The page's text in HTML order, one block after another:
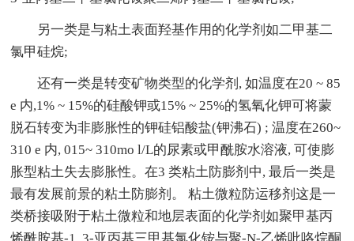
另一类是与粘土表面羟基作用的化学剂如二甲基二
氯甲硅烷;
还有一类是转变矿物类型的化学剂, 如温度在20 ~ 85
e 内,1% ~ 15%的硅酸钾或15% ~ 25%的氢氧化钾可将蒙
脱石转变为非膨胀性的钾硅铝酸盐(钾沸石) ; 温度在260~
310 e 内, 015~ 310mo l/L的尿素或甲酰胺水溶液, 可使膨
胀型粘土失去膨胀性。在3 类粘土防膨剂中, 最后一类是
最有发展前景的粘土防膨剂。 粘土微粒防运移剂这是一
类桥接吸附于粘土微粒和地层表面的化学剂如聚甲基丙